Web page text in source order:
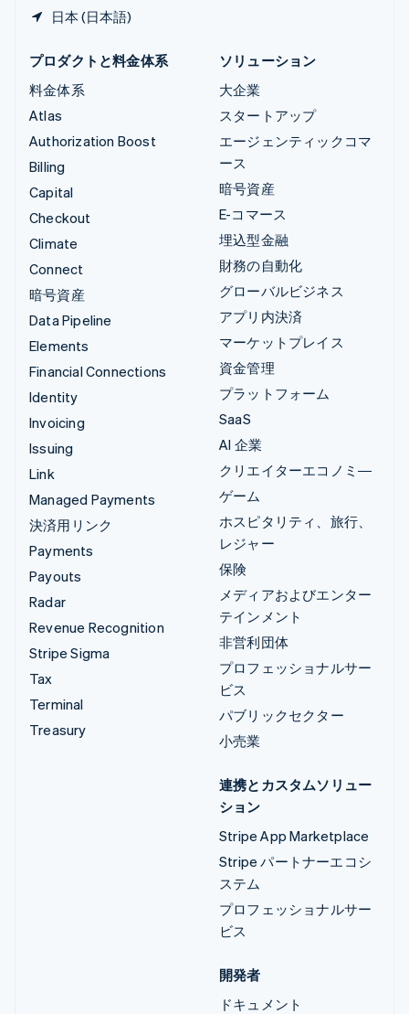
日本 (日本語)
プロダクトと料金体系
料金体系
Atlas
Authorization Boost
Billing
Capital
Checkout
Climate
Connect
暗号資産
Data Pipeline
Elements
Financial Connections
Identity
Invoicing
Issuing
Link
Managed Payments
決済用リンク
Payments
Payouts
Radar
Revenue Recognition
Stripe Sigma
Tax
Terminal
Treasury
ソリューション
大企業
スタートアップ
エージェンティックコマ
ース
暗号資産
E-コマース
埋込型金融
財務の自動化
グローバルビジネス
アプリ内決済
マーケットプレイス
資金管理
プラットフォーム
SaaS
AI 企業
クリエイターエコノミ―
ゲーム
ホスピタリティ、旅行、
レジャー
保険
メディアおよびエンター
テインメント
非営利団体
プロフェッショナルサー
ビス
パブリックセクター
小売業
連携とカスタムソリュー
ション
Stripe App Marketplace
Stripe パートナーエコシ
ステム
プロフェッショナルサー
ビス
開発者
ドキュメント